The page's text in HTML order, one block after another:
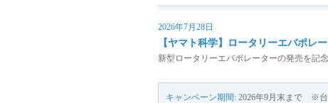
2026年7月28日
【ヤマト科学】ロータリーエバポレ
新型ロータリーエバポレーターの発売を記
キャンペーン期間: 2026年9月末まで ※台